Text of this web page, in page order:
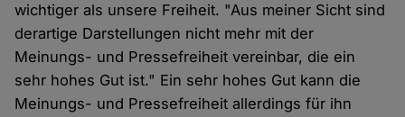
wichtiger als unsere Freiheit. "Aus meiner Sicht sind
derartige Darstellungen nicht mehr mit der
Meinungs- und Pressefreiheit vereinbar, die ein
sehr hohes Gut ist." Ein sehr hohes Gut kann die
Meinungs- und Pressefreiheit allerdings für ihn